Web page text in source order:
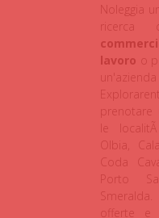
Noleggia
lavoro o
prenotare
le
Olbia,
Coda
Porto
offerte e